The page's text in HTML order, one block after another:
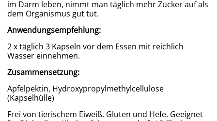
im Darm leben, nimmt man täglich mehr Zucker auf als
dem Organismus gut tut.
Anwendungsempfehlung:
2 x täglich 3 Kapseln vor dem Essen mit reichlich
Wasser einnehmen.
Zusammensetzung:
Apfelpektin, Hydroxypropylmethylcellulose
(Kapselhülle)
Frei von tierischem Eiweiß, Gluten und Hefe. Geeignet